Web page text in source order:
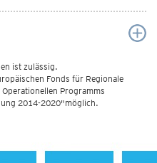
ist zulässig.
Fonds für Regionale
Programms
2014-2020"möglich.